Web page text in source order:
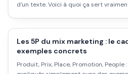
d'un texte. Voici à quoi ça sert
Les 5P du mix marketing : le
exemples concrets
Produit, Prix, Place, Promotion, People